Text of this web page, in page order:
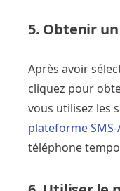
5. Obtenir
Après avoir
cliquez pour
vous utilisez les
plateforme SMS-
téléphone